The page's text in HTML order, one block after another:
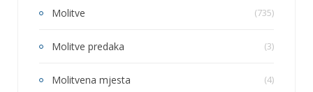
Molitve (735)
Molitve predaka (3)
Molitvena mjesta (4)